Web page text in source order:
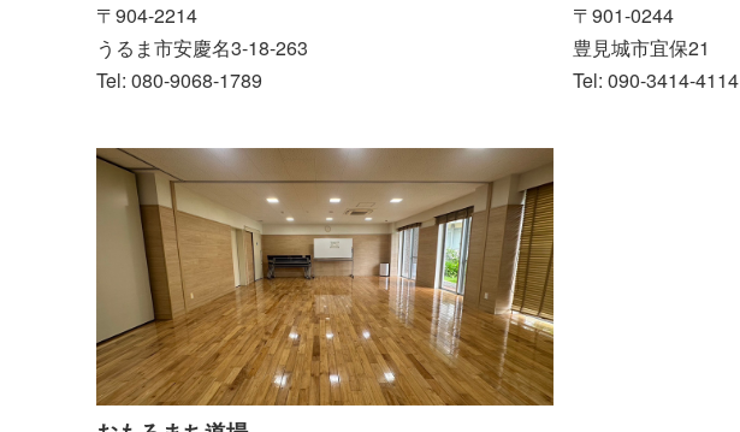
〒904-2214
うるま市安慶名3-18-263
Tel: 080-9068-1789
〒901-0244
豊見城市宜保21
Tel: 090-3414-4114